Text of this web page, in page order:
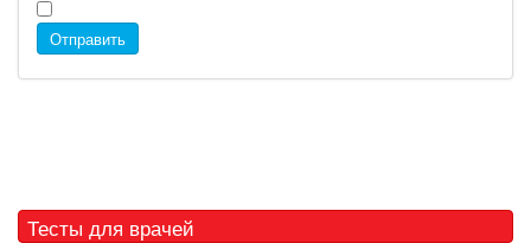
Отправить
Тесты для врачей